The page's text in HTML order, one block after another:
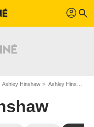
profil search
Ashley Hinshaw Ashley Hinshaw : Films et séries online